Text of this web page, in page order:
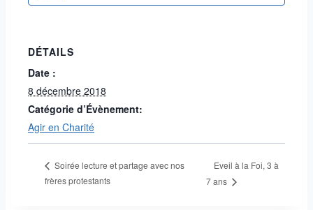
DÉTAILS
Date :
8 décembre 2018
Catégorie d’Évènement:
Agir en Charité
Soirée lecture et partage avec nos
frères protestants
Eveil à la Foi, 3 à
7 ans